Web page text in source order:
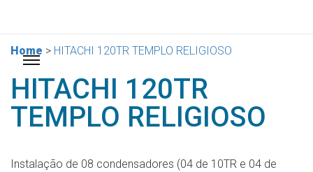
Home > HITACHI 120TR TEMPLO RELIGIOSO
HITACHI 120TR
TEMPLO RELIGIOSO
Instalação de 08 condensadores (04 de 10TR e 04 de